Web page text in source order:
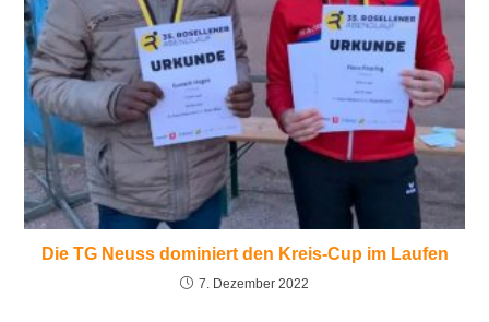
Die TG Neuss dominiert den Kreis-Cup im Laufen
7. Dezember 2022